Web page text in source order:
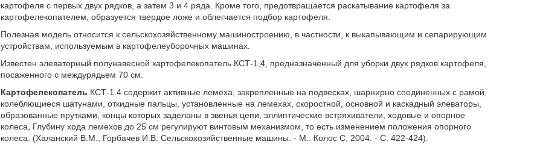
картофеля с первых двух рядков, а затем 3 и 4 ряда. Кроме того, предотвращается раскатывание картофеля за
картофелекопателем, образуется твердое ложе и облегчается подбор картофеля.
Полезная модель относится к сельскохозяйственному машиностроению, в частности, к выкапывающим и сепарирующим
устройствам, используемым в картофелеуборочных машинах.
Известен элеваторный полунавесной картофелекопатель КСТ-1,4, предназначенный для уборки двух рядков картофеля,
посаженного с междурядьем 70 см.
Картофелекопатель КСТ-1.4 содержит активные лемеха, закрепленные на подвесках, шарнирно соединенных с рамой,
колеблющиеся шатунами, откидные пальцы, установленные на лемехах, скоростной, основной и каскадный элеваторы,
образованные прутками, концы которых заделаны в звенья цепи, эллиптические встряхиватели, ходовые и опорное
колеса, Глубину хода лемехов до 25 см регулируют винтовым механизмом, то есть изменением положения опорного
колеса. (Халанский В.М., Горбачев И.В. Сельскохозяйственные машины. - М.: Колос С, 2004. - С. 422-424).